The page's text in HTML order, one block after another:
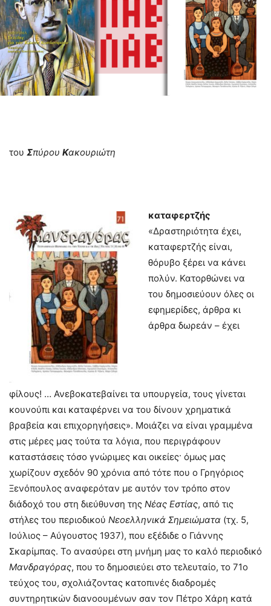
του Σπύρου Κακουριώτη
καταφερτζής
«Δραστηριότητα έχει,
καταφερτζής είναι,
θόρυβο ξέρει να κάνει
πολύν. Κατορθώνει να
του δημοσιεύουν όλες οι
εφημερίδες, άρθρα κι
άρθρα δωρεάν – έχει
φίλους! … Ανεβοκατεβαίνει τα υπουργεία, τους γίνεται
κουνούπι και καταφέρνει να του δίνουν χρηματικά
βραβεία και επιχορηγήσεις». Μοιάζει να είναι γραμμένα
στις μέρες μας τούτα τα λόγια, που περιγράφουν
καταστάσεις τόσο γνώριμες και οικείες· όμως μας
χωρίζουν σχεδόν 90 χρόνια από τότε που ο Γρηγόριος
Ξενόπουλος αναφερόταν με αυτόν τον τρόπο στον
διάδοχό του στη διεύθυνση της Νέας Εστίας, από τις
στήλες του περιοδικού Νεοελληνικά Σημειώματα (τχ. 5,
Ιούλιος – Αύγουστος 1937), που εξέδιδε ο Γιάννης
Σκαρίμπας. Το ανασύρει στη μνήμη μας το καλό περιοδικό
Μανδραγόρας, που το δημοσιεύει στο τελευταίο, το 71ο
τεύχος του, σχολιάζοντας κατοπινές διαδρομές
συντηρητικών διανοουμένων σαν τον Πέτρο Χάρη κατά